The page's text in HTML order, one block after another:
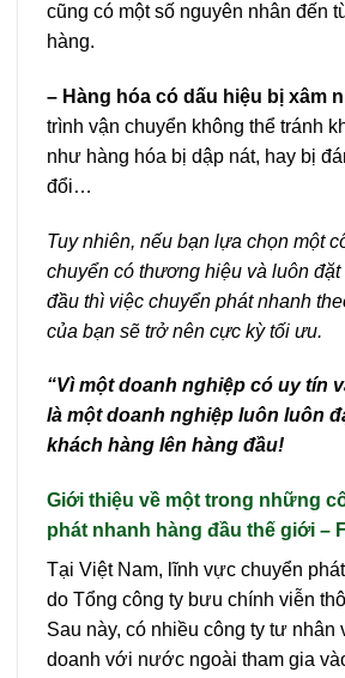
cũng có một số nguyên nhân đến
hàng.
– Hàng hóa có dấu hiệu bị xâm
trình vận chuyển không thể tránh
như hàng hóa bị dập nát, hay bị
đổi…
Tuy nhiên, nếu bạn lựa chọn một
chuyển có thương hiệu và luôn
đầu thì việc chuyển phát nhanh
của bạn sẽ trở nên cực kỳ tối ưu.
“Vì một doanh nghiệp có uy tín
là một doanh nghiệp luôn luôn
khách hàng lên hàng đầu!
Giới thiệu về một trong những
phát nhanh hàng đầu thế giới –
Tại Việt Nam, lĩnh vực chuyển
do Tổng công ty bưu chính viễn
Sau này, có nhiều công ty tư nhân
doanh với nước ngoài tham gia